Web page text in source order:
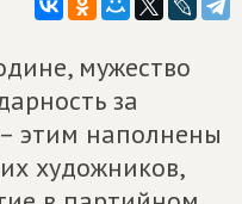
мужество
за
этим наполнены
художников,